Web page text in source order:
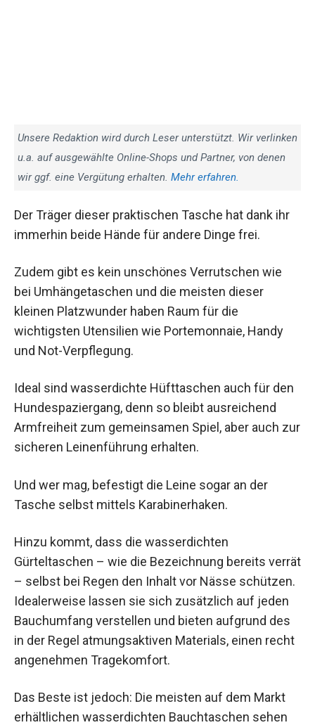
Unsere Redaktion wird durch Leser unterstützt. Wir verlinken
u.a. auf ausgewählte Online-Shops und Partner, von denen
wir ggf. eine Vergütung erhalten. Mehr erfahren.
Der Träger dieser praktischen Tasche hat dank ihr
immerhin beide Hände für andere Dinge frei.
Zudem gibt es kein unschönes Verrutschen wie
bei Umhängetaschen und die meisten dieser
kleinen Platzwunder haben Raum für die
wichtigsten Utensilien wie Portemonnaie, Handy
und Not-Verpflegung.
Ideal sind wasserdichte Hüfttaschen auch für den
Hundespaziergang, denn so bleibt ausreichend
Armfreiheit zum gemeinsamen Spiel, aber auch zur
sicheren Leinenführung erhalten.
Und wer mag, befestigt die Leine sogar an der
Tasche selbst mittels Karabinerhaken.
Hinzu kommt, dass die wasserdichten
Gürteltaschen – wie die Bezeichnung bereits verrät
– selbst bei Regen den Inhalt vor Nässe schützen.
Idealerweise lassen sie sich zusätzlich auf jeden
Bauchumfang verstellen und bieten aufgrund des
in der Regel atmungsaktiven Materials, einen recht
angenehmen Tragekomfort.
Das Beste ist jedoch: Die meisten auf dem Markt
erhältlichen wasserdichten Bauchtaschen sehen